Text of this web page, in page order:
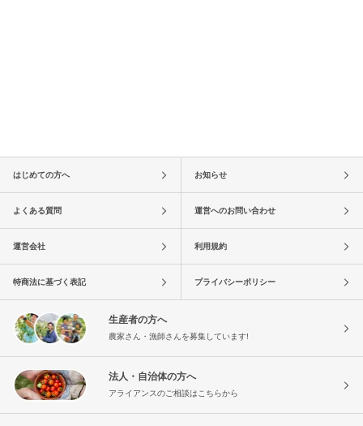
はじめての方へ お知らせ
よくある質問 運営へのお問い合わせ
運営会社 利用規約
特商法に基づく表記 プライバシーポリシー
生産者の方へ
農家さん・漁師さんを募集しています!
法人・自治体の方へ
アライアンスのご相談はこちらから